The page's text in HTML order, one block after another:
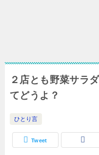
２店とも野菜サラ
てどうよ？
ひとり言
Tweet